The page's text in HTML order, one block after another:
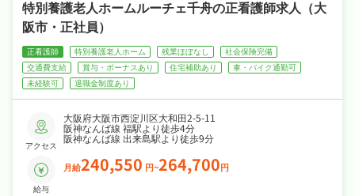
特別養護老人ホームルーチェ千舟の正看護師求人（大
阪市・正社員）
正看護師 特別養護老人ホーム 残業ほぼなし
社会保険完備
交通費支給
賞与・ボーナスあり 住宅補助あり
車・バイク通勤可
未経験可
退職金制度あり
アクセス
大阪府大阪市西淀川区大和田2-5-11
阪神なんば線 福駅より徒歩4分
阪神なんば線 出来島駅より徒歩9分
給与
月給240,550 円~264,700円